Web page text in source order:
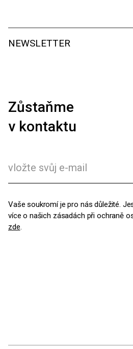
NEWSLETTER
Zůstaňme
v kontaktu
Vaše soukromí je pro nás důležité.
více o našich zásadách při ochraně
zde.